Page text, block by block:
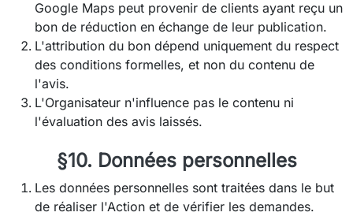
Google Maps peut provenir de clients ayant reçu un
bon de réduction en échange de leur publication.
L'attribution du bon dépend uniquement du respect
des conditions formelles, et non du contenu de
l'avis.
L'Organisateur n'influence pas le contenu ni
l'évaluation des avis laissés.
§10. Données personnelles
Les données personnelles sont traitées dans le but
de réaliser l'Action et de vérifier les demandes.